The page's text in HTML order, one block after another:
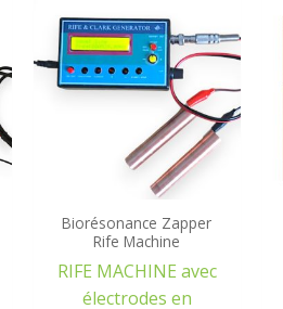
Biorésonance Zapper
Rife Machine
RIFE MACHINE avec
électrodes en